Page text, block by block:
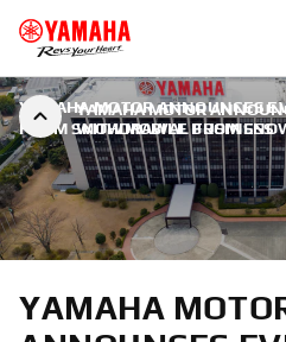
YAMAHA MOTOR
WITHDRAWAL FROM
YAMAHA MOTOR ANNOUNCES
FROM SNOWMOBILE BUSINESS
YAMAHA